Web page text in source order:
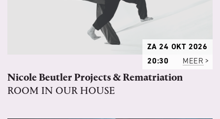
ZA 24 OKT 2026
20:30
MEER
Nicole Beutler Projects & Rematriation
ROOM IN OUR HOUSE